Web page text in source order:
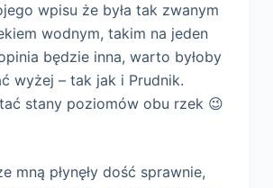
wpisu że była tak zwanym
wodnym, takim na jeden
będzie inna, warto byłoby
wyżej – tak jak i Prudnik.
stany poziomów obu rzek 😉
mną płynęły dość sprawnie,